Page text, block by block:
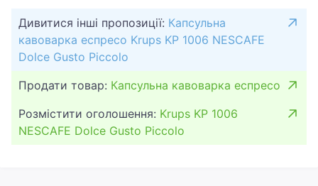
Дивитися інші пропозиції: Капсульна
кавоварка еспресо Krups KP 1006 NESCAFE
Dolce Gusto Piccolo
Продати товар: Капсульна кавоварка еспресо
Розмістити оголошення: Krups KP 1006
NESCAFE Dolce Gusto Piccolo